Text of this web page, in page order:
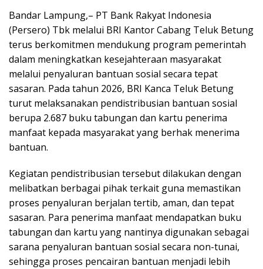
Bandar Lampung,– PT Bank Rakyat Indonesia
(Persero) Tbk melalui BRI Kantor Cabang Teluk Betung
terus berkomitmen mendukung program pemerintah
dalam meningkatkan kesejahteraan masyarakat
melalui penyaluran bantuan sosial secara tepat
sasaran. Pada tahun 2026, BRI Kanca Teluk Betung
turut melaksanakan pendistribusian bantuan sosial
berupa 2.687 buku tabungan dan kartu penerima
manfaat kepada masyarakat yang berhak menerima
bantuan.
Kegiatan pendistribusian tersebut dilakukan dengan
melibatkan berbagai pihak terkait guna memastikan
proses penyaluran berjalan tertib, aman, dan tepat
sasaran. Para penerima manfaat mendapatkan buku
tabungan dan kartu yang nantinya digunakan sebagai
sarana penyaluran bantuan sosial secara non-tunai,
sehingga proses pencairan bantuan menjadi lebih